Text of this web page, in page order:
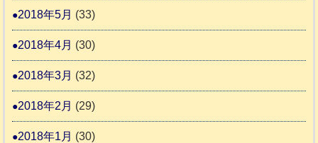
2018年5月 (33)
2018年4月 (30)
2018年3月 (32)
2018年2月 (29)
2018年1月 (30)